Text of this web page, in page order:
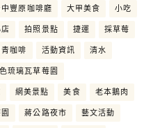
中豐原咖啡廳 大甲美食 小吃
拍照景點 捷運 採草莓
青咖啡 活動資訊 清水
琉璃瓦草莓園
網美景點 美食 老本鵝肉
蔣公路夜市 藝文活動